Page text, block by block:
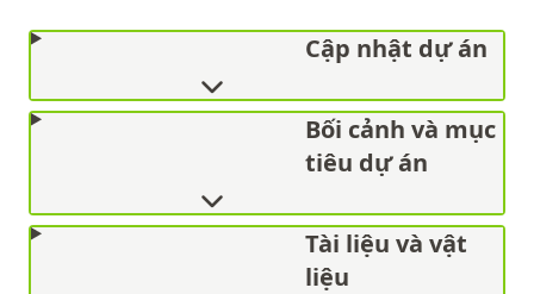
Cập nhật dự án
Bối cảnh và mục
tiêu dự án
Tài liệu và vật
liệu